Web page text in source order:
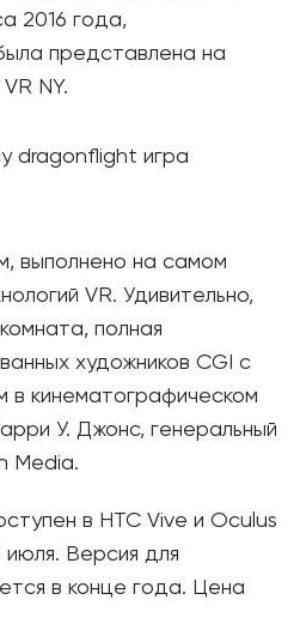
2016 года,
представлена на
NY.
выполнено на самом
VR. Удивительно,
полная
художников CGI с
в кинематографическом
У. Джонс, генеральный
Media.
в HTC Vive и Oculus
Версия для
в конце года. Цена